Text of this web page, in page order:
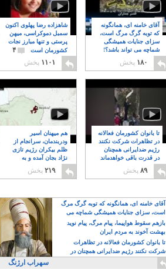
شاهزاده رضا پهلوی اکنون
سمبل دموکراسی، میهن
پرستی و تنها مبارز نجات
کشورمان است
۴
۱۱۰۱ پخش
آقای خامنه ای، همانگونه
که توبه گرگ مرگ است،
سزای جنایات همیشگی
شماچه می تواند باشد؟!
۸
۱۸۰ پخش
هم میهنان اسیر
ودربندمان، سرانجام از
ظلم بیکران رژیم تازی
نژاد بجان آمده و به
۲۱۹ پخش
تا بانوان کشورمان فعالانه
در تظاهرات شرکت نکنند
رژیم ضدایرانی همچنان
در قدرت باقی خواهدماند
۸
۸۹ پخش
آقای خامنه ای، همانگونه که توبه گرگ مرگ
است، سزای جنایات همیشگی شماچه می
تواند باشد؟!
بازهم سقوط هواپیما، پیام مرگ، پیام نوید
بهشت آخوند به مردم ایران
تا بانوان کشورمان فعالانه در تظاهرات
شرکت نکنند رژیم ضدایرانی همچنان در
قدرت باقی خواهدماند
سهراب ارژنگ